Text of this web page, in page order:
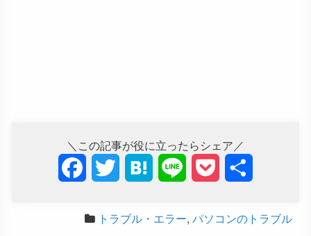
＼この記事が役に立ったらシェア／
c
t
n
c
トラブル・エラー, パソコンのトラブル